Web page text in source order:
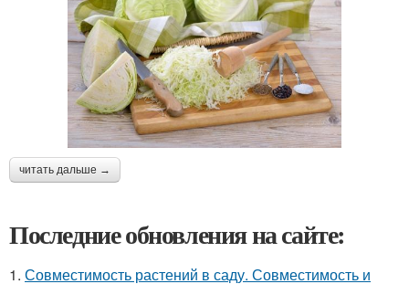
читать дальше →
Последние обновления на сайте:
1. Совместимость растений в саду. Совместимость и